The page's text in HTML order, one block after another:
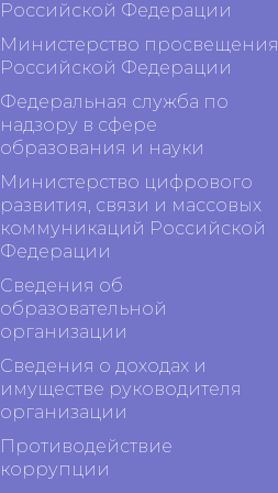
Российской Федерации
Министерство просвещения
Российской Федерации
Федеральная служба по
надзору в сфере
образования и науки
Министерство цифрового
развития, связи и массовых
коммуникаций Российской
Федерации
Сведения об
образовательной
организации
Сведения о доходах и
имуществе руководителя
организации
Противодействие
коррупции